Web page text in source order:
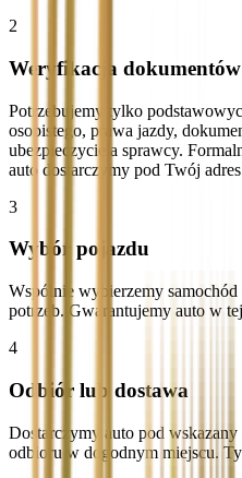
2
Weryfikacja dokumentów
Potrzebujemy tylko
osobistego, prawa jazdy,
ubezpieczyciela sprawcy.
auto dostarczymy pod Twój
3
Wybór pojazdu
Wspólnie wybierzemy
potrzeb. Gwarantujemy auto w
4
Odbiór lub dostawa
Dostarczymy auto pod
odbioru w dogodnym miejscu.